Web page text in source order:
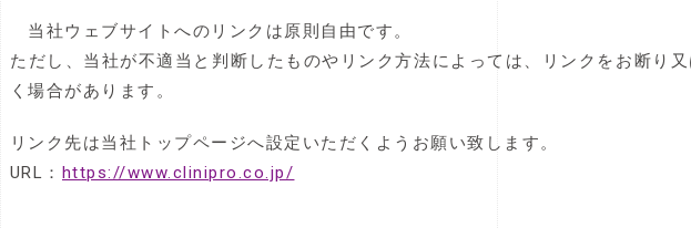
当社ウェブサイトへのリンクは原則自由です。
ただし、当社が不適当と判断したものやリンク方法によっては、リンクをお断り
く場合があります。
リンク先は当社トップページへ設定いただくようお願い致します。
URL： https://www.clinipro.co.jp/